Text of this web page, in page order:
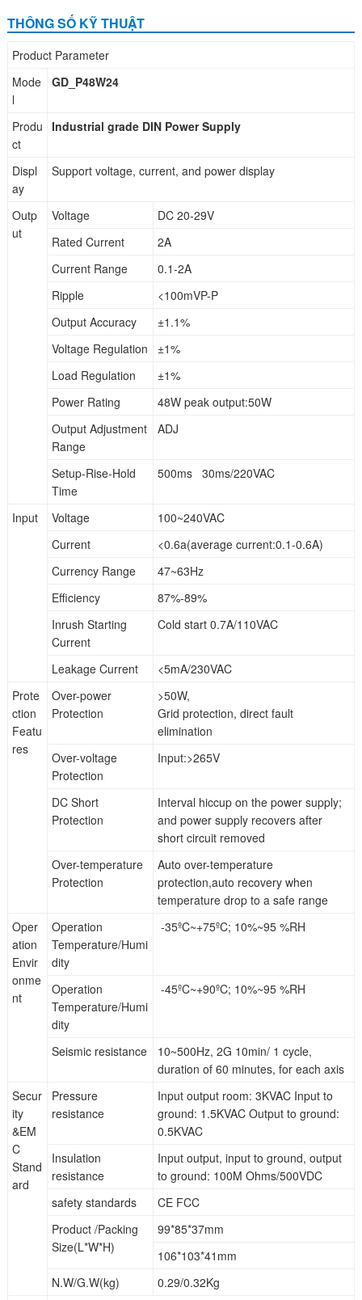
THÔNG SỐ KỸ THUẬT
Product Parameter
Mode
l
GD_P48W24
Produ
ct
Industrial grade DIN Power Supply
Displ
ay
Support voltage, current, and power display
Outp
ut
Voltage
DC 20-29V
Rated Current
2A
Current Range
0.1-2A
Ripple
<100mVP-P
Output Accuracy
±1.1%
Voltage Regulation
±1%
Load Regulation
±1%
Power Rating
48W peak output:50W
Output Adjustment
Range
ADJ
Setup-Rise-Hold
Time
500ms 30ms/220VAC
Input Voltage
100~240VAC
Current
<0.6a(average current:0.1-0.6A)
Currency Range
47~63Hz
Efficiency
87%-89%
Inrush Starting
Current
Cold start 0.7A/110VAC
Leakage Current
<5mA/230VAC
Prote
ction
Featu
res
Over-power
Protection
>50W,
Grid protection, direct fault
elimination
Over-voltage
Protection
Input:>265V
DC Short
Protection
Interval hiccup on the power supply;
and power supply recovers after
short circuit removed
Over-temperature
Protection
Auto over-temperature
protection,auto recovery when
temperature drop to a safe range
Oper
ation
Envir
onme
nt
Operation
Temperature/Humi
dity
-35ºC~+75ºC; 10%~95 %RH
Operation
Temperature/Humi
dity
-45ºC~+90ºC; 10%~95 %RH
Seismic resistance
10~500Hz, 2G 10min/ 1 cycle,
duration of 60 minutes, for each axis
Secur
ity
&EM
C
Stand
ard
Pressure
resistance
Input output room: 3KVAC Input to
ground: 1.5KVAC Output to ground:
0.5KVAC
Insulation
resistance
Input output, input to ground, output
to ground: 100M Ohms/500VDC
safety standards
CE FCC
Product /Packing
Size(L*W*H)
99*85*37mm
106*103*41mm
N.W/G.W(kg)
0.29/0.32Kg